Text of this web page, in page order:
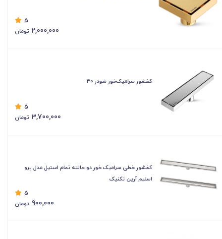
5
2,000,000 تومان
کفشور سرامیک‌خور شودر ۳۰
5
3,700,000 تومان
کفشور خطی سرامیک خور دو حالته تمام استیل مدل پرو
اسلیم آرین تکنیک
5
900,000 تومان